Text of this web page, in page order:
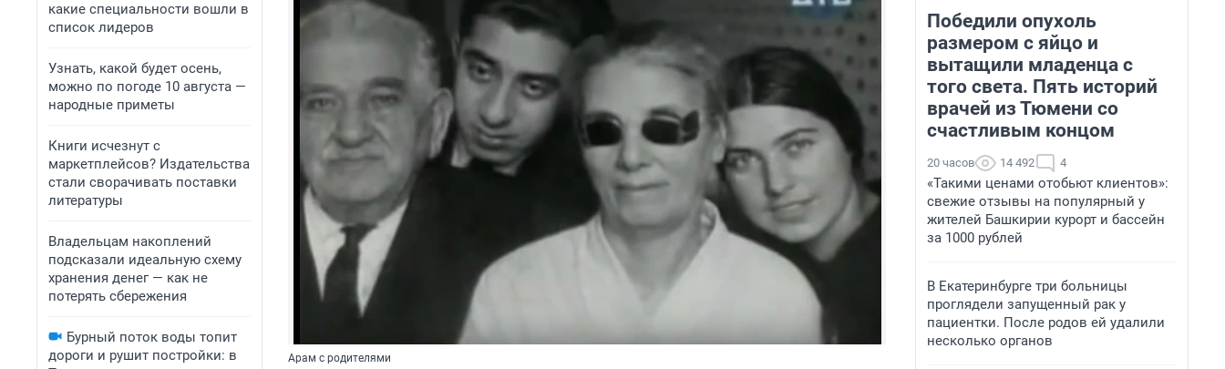
какие специальности вошли в
список лидеров
Узнать, какой будет осень,
можно по погоде 10 августа —
народные приметы
Книги исчезнут с
маркетплейсов? Издательства
стали сворачивать поставки
литературы
Владельцам накоплений
подсказали идеальную схему
хранения денег — как не
потерять сбережения
Бурный поток воды топит
дороги и рушит постройки: в
Арам с родителями
Победили опухоль
размером с яйцо и
вытащили младенца с
того света. Пять историй
врачей из Тюмени со
счастливым концом
20 часов 14 492 4
«Такими ценами отобьют клиентов»:
свежие отзывы на популярный у
жителей Башкирии курорт и бассейн
за 1000 рублей
В Екатеринбурге три больницы
проглядели запущенный рак у
пациентки. После родов ей удалили
несколько органов